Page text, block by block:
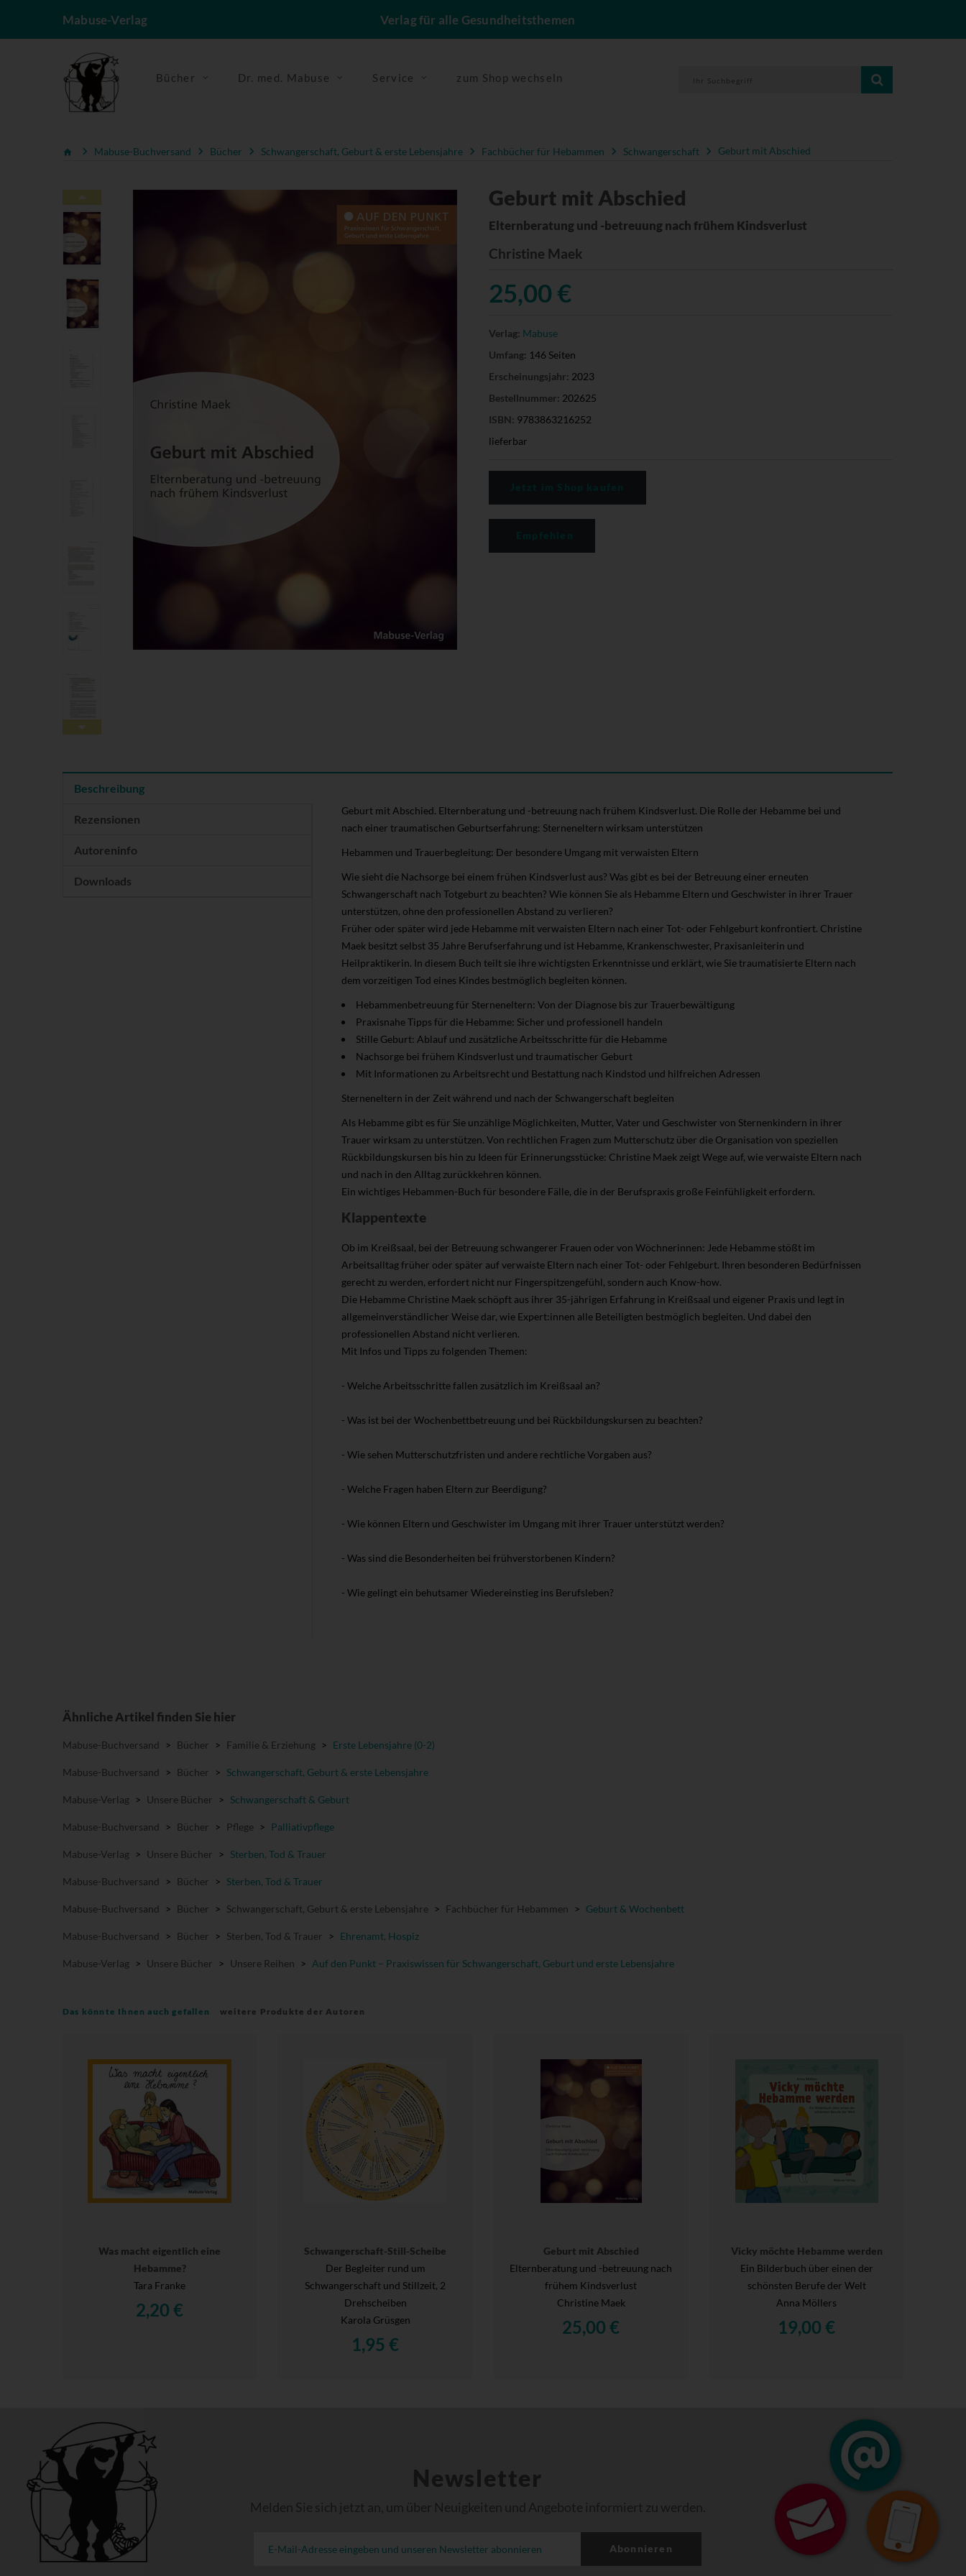
Mabuse-Verlag Verlag für alle Gesundheitsthemen
Bücher Dr. med. Mabuse Service zum Shop wechseln
Mabuse-Buchversand Bücher Schwangerschaft, Geburt & erste Lebensjahre Fachbücher für Hebammen Schwangerschaft Geburt mit Abschied
Geburt mit Abschied
Elternberatung und -betreuung nach frühem Kindsverlust
Christine Maek
25,00 €
Verlag: Mabuse
Umfang: 146 Seiten
Erscheinungsjahr: 2023
Bestellnummer: 202625
ISBN: 9783863216252
lieferbar
Beschreibung
Rezensionen
Autoreninfo
Downloads
Geburt mit Abschied. Elternberatung und -betreuung nach frühem Kindsverlust. Die Rolle der Hebamme bei und
nach einer traumatischen Geburtserfahrung: Sterneneltern wirksam unterstützen
Hebammen und Trauerbegleitung: Der besondere Umgang mit verwaisten Eltern
Wie sieht die Nachsorge bei einem frühen Kindsverlust aus? Was gibt es bei der Betreuung einer erneuten
Schwangerschaft nach Totgeburt zu beachten? Wie können Sie als Hebamme Eltern und Geschwister in ihrer Trauer
unterstützen, ohne den professionellen Abstand zu verlieren?
Früher oder später wird jede Hebamme mit verwaisten Eltern nach einer Tot- oder Fehlgeburt konfrontiert. Christine
Maek besitzt selbst 35 Jahre Berufserfahrung und ist Hebamme, Krankenschwester, Praxisanleiterin und
Heilpraktikerin. In diesem Buch teilt sie ihre wichtigsten Erkenntnisse und erklärt, wie Sie traumatisierte Eltern nach
dem vorzeitigen Tod eines Kindes bestmöglich begleiten können.
Hebammenbetreuung für Sterneneltern: Von der Diagnose bis zur Trauerbewältigung
Praxisnahe Tipps für die Hebamme: Sicher und professionell handeln
Stille Geburt: Ablauf und zusätzliche Arbeitsschritte für die Hebamme
Nachsorge bei frühem Kindsverlust und traumatischer Geburt
Mit Informationen zu Arbeitsrecht und Bestattung nach Kindstod und hilfreichen Adressen
Sterneneltern in der Zeit während und nach der Schwangerschaft begleiten
Als Hebamme gibt es für Sie unzählige Möglichkeiten, Mutter, Vater und Geschwister von Sternenkindern in ihrer
Trauer wirksam zu unterstützen. Von rechtlichen Fragen zum Mutterschutz über die Organisation von speziellen
Rückbildungskursen bis hin zu Ideen für Erinnerungsstücke: Christine Maek zeigt Wege auf, wie verwaiste Eltern nach
und nach in den Alltag zurückkehren können.
Ein wichtiges Hebammen-Buch für besondere Fälle, die in der Berufspraxis große Feinfühligkeit erfordern.
Klappentexte
Ob im Kreißsaal, bei der Betreuung schwangerer Frauen oder von Wöchnerinnen: Jede Hebamme stößt im
Arbeitsalltag früher oder später auf verwaiste Eltern nach einer Tot- oder Fehlgeburt. Ihren besonderen Bedürfnissen
gerecht zu werden, erfordert nicht nur Fingerspitzengefühl, sondern auch Know-how.
Die Hebamme Christine Maek schöpft aus ihrer 35-jährigen Erfahrung in Kreißsaal und eigener Praxis und legt in
allgemeinverständlicher Weise dar, wie Expert:innen alle Beteiligten bestmöglich begleiten. Und dabei den
professionellen Abstand nicht verlieren.
Mit Infos und Tipps zu folgenden Themen:
- Welche Arbeitsschritte fallen zusätzlich im Kreißsaal an?
- Was ist bei der Wochenbettbetreuung und bei Rückbildungskursen zu beachten?
- Wie sehen Mutterschutzfristen und andere rechtliche Vorgaben aus?
- Welche Fragen haben Eltern zur Beerdigung?
- Wie können Eltern und Geschwister im Umgang mit ihrer Trauer unterstützt werden?
- Was sind die Besonderheiten bei frühverstorbenen Kindern?
- Wie gelingt ein behutsamer Wiedereinstieg ins Berufsleben?
Ähnliche Artikel finden Sie hier
Mabuse-Buchversand > Bücher > Familie & Erziehung > Erste Lebensjahre (0-2)
Mabuse-Buchversand > Bücher > Schwangerschaft, Geburt & erste Lebensjahre
Mabuse-Verlag > Unsere Bücher > Schwangerschaft & Geburt
Mabuse-Buchversand > Bücher > Pflege > Palliativpflege
Mabuse-Verlag > Unsere Bücher > Sterben, Tod & Trauer
Mabuse-Buchversand > Bücher > Sterben, Tod & Trauer
Mabuse-Buchversand > Bücher > Schwangerschaft, Geburt & erste Lebensjahre > Fachbücher für Hebammen > Geburt & Wochenbett
Mabuse-Buchversand > Bücher > Sterben, Tod & Trauer > Ehrenamt, Hospiz
Mabuse-Verlag > Unsere Bücher > Unsere Reihen > Auf den Punkt – Praxiswissen für Schwangerschaft, Geburt und erste Lebensjahre
Das könnte Ihnen auch gefallen weitere Produkte der Autoren
Was macht eigentlich eine
Hebamme?
Tara Franke
2,20 €
Schwangerschaft-Still-Scheibe
Der Begleiter rund um
Schwangerschaft und Stillzeit, 2
Drehscheiben
Karola Grüsgen
1,95 €
Geburt mit Abschied
Elternberatung und -betreuung nach
frühem Kindsverlust
Christine Maek
25,00 €
Vicky möchte Hebamme werden
Ein Bilderbuch über einen der
schönsten Berufe der Welt
Anna Möllers
19,00 €
Newsletter
Melden Sie sich jetzt an, um über Neuigkeiten und Angebote informiert zu werden.
Abonnieren